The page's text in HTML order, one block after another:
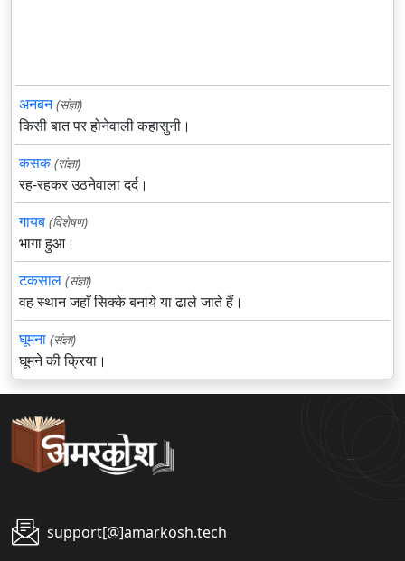
अनबन (संज्ञा)
किसी बात पर होनेवाली कहासुनी।
कसक (संज्ञा)
रह-रहकर उठनेवाला दर्द।
गायब (विशेषण)
भागा हुआ।
टकसाल (संज्ञा)
वह स्थान जहाँ सिक्के बनाये या ढाले जाते हैं।
घूमना (संज्ञा)
घूमने की क्रिया।
support[@]amarkosh.tech